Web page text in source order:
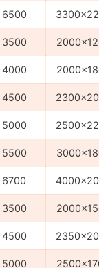
6500
3500
4000
4500
5000
5500
6700
3500
4500
5000